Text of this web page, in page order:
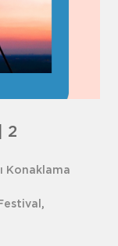
2
Konaklama
,